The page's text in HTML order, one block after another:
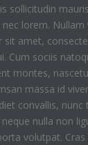
sollicitudin
lorem. Nullam
sit amet,
Cum sociis
montes,
massa id
convallis,
nulla non
volutpat.